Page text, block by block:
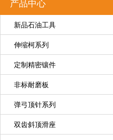
产品中心
新品石油工具
伸缩柯系列
定制精密镶件
非标耐磨板
弹弓顶针系列
双齿斜顶滑座